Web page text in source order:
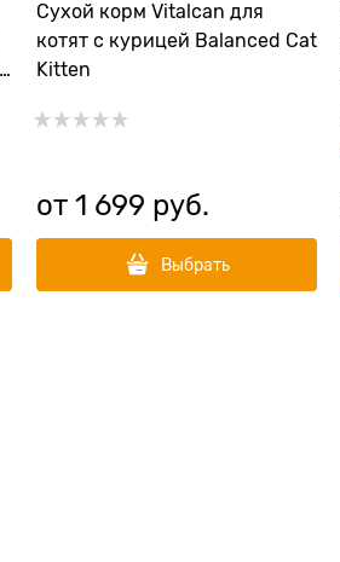
Сухой корм Vitalcan для
котят с курицей Balanced Cat
Kitten
от 1 699 руб.
Выбрать